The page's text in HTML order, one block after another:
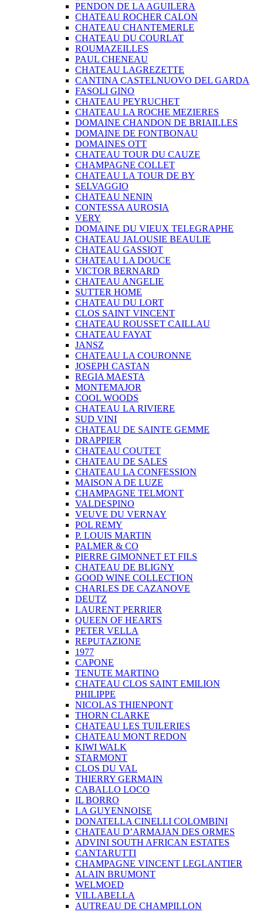
PENDON DE LA AGUILERA
CHATEAU ROCHER CALON
CHATEAU CHANTEMERLE
CHATEAU DU COURLAT
ROUMAZEILLES
PAUL CHENEAU
CHATEAU LAGREZETTE
CANTINA CASTELNUOVO DEL GARDA
FASOLI GINO
CHATEAU PEYRUCHET
CHATEAU LA ROCHE MEZIERES
DOMAINE CHANDON DE BRIAILLES
DOMAINE DE FONTBONAU
DOMAINES OTT
CHATEAU TOUR DU CAUZE
CHAMPAGNE COLLET
CHATEAU LA TOUR DE BY
SELVAGGIO
CHATEAU NENIN
CONTESSA AUROSIA
VERY
DOMAINE DU VIEUX TELEGRAPHE
CHATEAU JALOUSIE BEAULIE
CHATEAU GASSIOT
CHATEAU LA DOUCE
VICTOR BERNARD
CHATEAU ANGELIE
SUTTER HOME
CHATEAU DU LORT
CLOS SAINT VINCENT
CHATEAU ROUSSET CAILLAU
CHATEAU FAYAT
JANSZ
CHATEAU LA COURONNE
JOSEPH CASTAN
REGIA MAESTA
MONTEMAJOR
COOL WOODS
CHATEAU LA RIVIERE
SUD VINI
CHATEAU DE SAINTE GEMME
DRAPPIER
CHATEAU COUTET
CHATEAU DE SALES
CHATEAU LA CONFESSION
MAISON A DE LUZE
CHAMPAGNE TELMONT
VALDESPINO
VEUVE DU VERNAY
POL REMY
P. LOUIS MARTIN
PALMER & CO
PIERRE GIMONNET ET FILS
CHATEAU DE BLIGNY
GOOD WINE COLLECTION
CHARLES DE CAZANOVE
DEUTZ
LAURENT PERRIER
QUEEN OF HEARTS
PETER VELLA
REPUTAZIONE
1977
CAPONE
TENUTE MARTINO
CHATEAU CLOS SAINT EMILION
PHILIPPE
NICOLAS THIENPONT
THORN CLARKE
CHATEAU LES TUILERIES
CHATEAU MONT REDON
KIWI WALK
STARMONT
CLOS DU VAL
THIERRY GERMAIN
CABALLO LOCO
IL BORRO
LA GUYENNOISE
DONATELLA CINELLI COLOMBINI
CHATEAU D’ARMAJAN DES ORMES
ADVINI SOUTH AFRICAN ESTATES
CANTARUTTI
CHAMPAGNE VINCENT LEGLANTIER
ALAIN BRUMONT
WELMOED
VILLABELLA
AUTREAU DE CHAMPILLON